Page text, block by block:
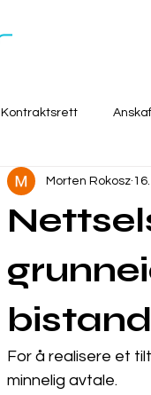
Kontraktsrett
Morten Rokosz
For å realisere et
minnelig avtale.